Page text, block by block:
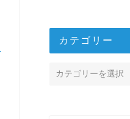
カテゴリー